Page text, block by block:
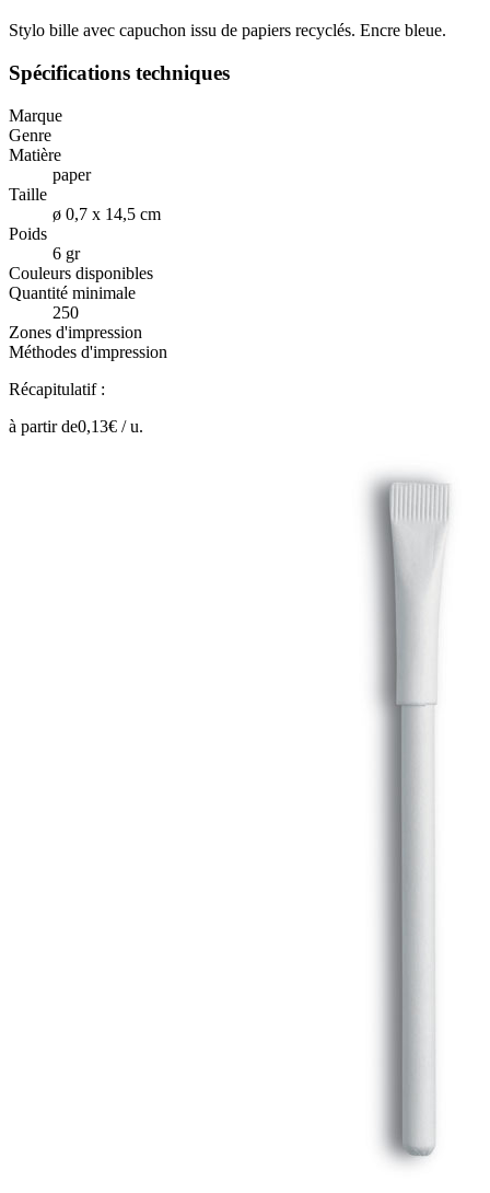
Stylo bille avec capuchon issu de papiers recyclés. Encre bleue.
Spécifications techniques
Marque
Genre
Matière
paper
Taille
ø 0,7 x 14,5 cm
Poids
6 gr
Couleurs disponibles
Quantité minimale
250
Zones d'impression
Méthodes d'impression
Récapitulatif :
à partir de0,13€ /u.